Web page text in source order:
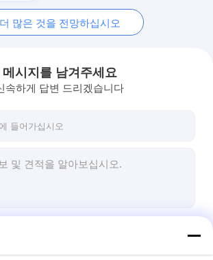
더 많은 것을 전망하십시오
메시지를 남겨주세요
속하게 답변 드리겠습니다